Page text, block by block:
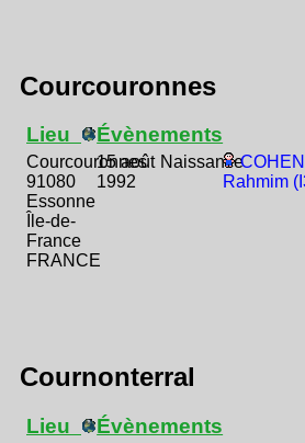
Courcouronnes
Lieu
Courcouronnes
91080
Essonne
Île-de-
France
FRANCE
Évènements
15 août
1992
Naissance
Rahmim
Cournonterral
Lieu Évènements